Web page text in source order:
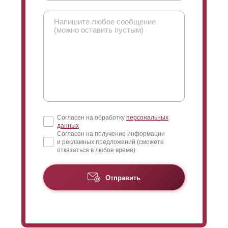
Главное преимущество модели для детских садов
Оптима" заключается в том, что высота планки
видна. Изнутри все наоборот - будет видна только
нижняя часть участка. Все, что происходит внутри,
Согласен на обработку персональных
данных
Согласен на получение информации
и рекламных предложений (сможете
отказаться в любое время)
Отправить